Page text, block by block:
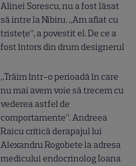
Alinei Sorescu, nu a fost lăsat
să intre la Nibiru. „Am aflat cu
tristețe”, a povestit el. De ce a
fost întors din drum designerul
„Trăim într-o perioadă în care
nu mai avem voie să trecem cu
vederea astfel de
comportamente”. Andreea
Raicu critică derapajul lui
Alexandru Rogobete la adresa
medicului endocrinolog Ioana